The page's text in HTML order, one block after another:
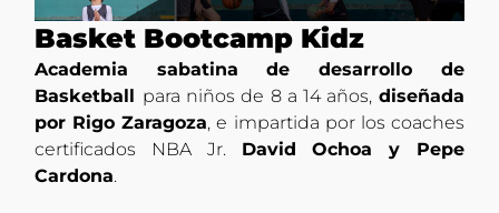
Basket Bootcamp Kidz
Academia sabatina de desarrollo de
Basketball para niños de 8 a 14 años, diseñada
por Rigo Zaragoza, e impartida por los coaches
certificados NBA Jr. David Ochoa y Pepe
Cardona.